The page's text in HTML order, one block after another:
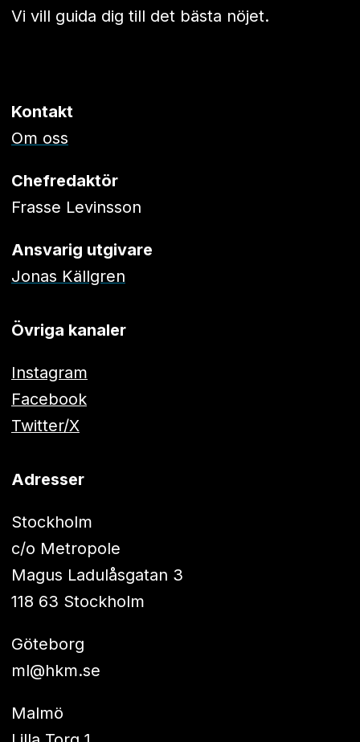
Vi vill guida dig till det bästa nöjet.
Kontakt
Om oss
Chefredaktör
Frasse Levinsson
Ansvarig utgivare
Jonas Källgren
Övriga kanaler
Instagram
Facebook
Twitter/X
Adresser
Stockholm
c/o Metropole
Magus Ladulåsgatan 3
118 63 Stockholm
Göteborg
ml@hkm.se
Malmö